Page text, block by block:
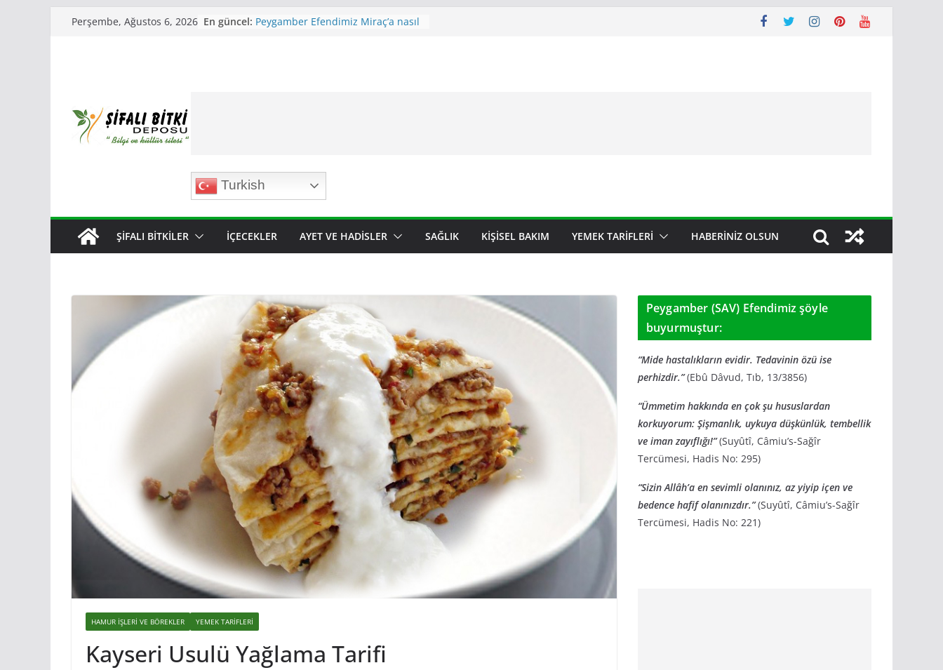
Perşembe, Ağustos 6, 2026 En güncel: Peygamber Efendimiz Miraç’a nasıl
Turkish
ŞIFALI BITKILER İÇECEKLER AYET VE HADISLER SAĞLIK KIŞISEL BAKIM YEMEK TARIFLERI HABERINIZ OLSUN
HAMUR İŞLERI VE BÖREKLER YEMEK TARIFLERI
Kayseri Usulü Yağlama Tarifi
Peygamber (SAV) Efendimiz şöyle
buyurmuştur:
“Mide hastalıkların evidir. Tedavinin özü ise
perhizdir.”(Ebû Dâvud, Tıb, 13/3856)
“Ümmetim hakkında en çok şu hususlardan
korkuyorum: Şişmanlık, uykuya düşkünlük, tembellik
ve iman zayıflığı!”(Suyûtî, Câmiu’s-Sağîr
Tercümesi, Hadis No: 295)
“Sizin Allâh’a en sevimli olanınız, az yiyip içen ve
bedence hafif olanınızdır.”(Suyûtî, Câmiu’s-Sağîr
Tercümesi, Hadis No: 221)